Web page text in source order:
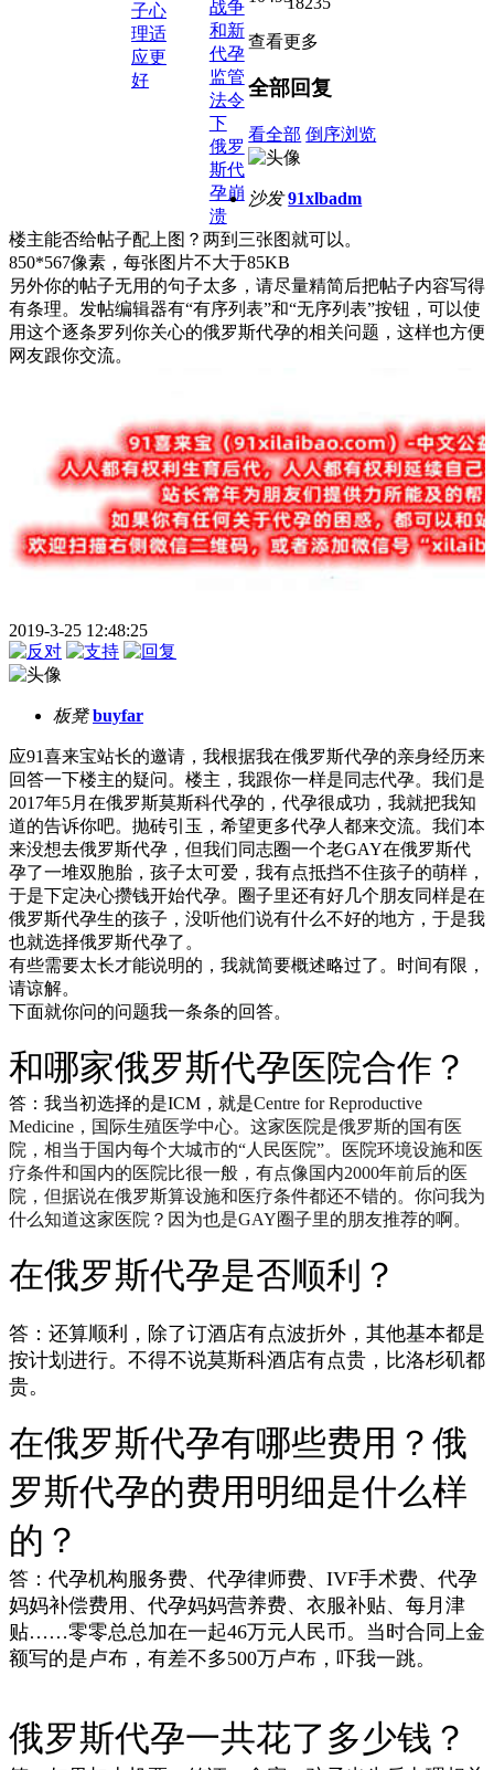
子心
理适
应更
好
战争
和新
代孕
监管
法令
下
俄罗
斯代
孕崩
溃
查看更多
全部回复
看全部 倒序浏览
沙发 91xlbadm
楼主能否给帖子配上图？两到三张图就可以。
850*567像素，每张图片不大于85KB
另外你的帖子无用的句子太多，请尽量精简后把帖子内容写得
有条理。发帖编辑器有“有序列表”和“无序列表”按钮，可以使
用这个逐条罗列你关心的俄罗斯代孕的相关问题，这样也方便
网友跟你交流。
2019-3-25 12:48:25
板凳 buyfar
应91喜来宝站长的邀请，我根据我在俄罗斯代孕的亲身经历来
回答一下楼主的疑问。楼主，我跟你一样是同志代孕。我们是
2017年5月在俄罗斯莫斯科代孕的，代孕很成功，我就把我知
道的告诉你吧。抛砖引玉，希望更多代孕人都来交流。我们本
来没想去俄罗斯代孕，但我们同志圈一个老GAY在俄罗斯代
孕了一堆双胞胎，孩子太可爱，我有点抵挡不住孩子的萌样，
于是下定决心攒钱开始代孕。圈子里还有好几个朋友同样是在
俄罗斯代孕生的孩子，没听他们说有什么不好的地方，于是我
也就选择俄罗斯代孕了。
有些需要太长才能说明的，我就简要概述略过了。时间有限，
请谅解。
下面就你问的问题我一条条的回答。
和哪家俄罗斯代孕医院合作？
答：我当初选择的是ICM，就是Centre for Reproductive
Medicine， 国际生殖医学中心。这家医院是俄罗斯的国有医
院，相当于国内每个大城市的“人民医院”。医院环境设施和医
疗条件和国内的医院比很一般，有点像国内2000年前后的医
院，但据说在俄罗斯算设施和医疗条件都还不错的。你问我为
什么知道这家医院？因为也是GAY圈子里的朋友推荐的啊。
在俄罗斯代孕是否顺利？
答：还算顺利，除了订酒店有点波折外，其他基本都是
按计划进行。不得不说莫斯科酒店有点贵，比洛杉矶都
贵。
在俄罗斯代孕有哪些费用？俄
罗斯代孕的费用明细是什么样
的？
答：代孕机构服务费、代孕律师费、IVF手术费、代孕
妈妈补偿费用、代孕妈妈营养费、衣服补贴、每月津
贴……零零总总加在一起46万元人民币。当时合同上金
额写的是卢布，有差不多500万卢布，吓我一跳。
俄罗斯代孕一共花了多少钱？